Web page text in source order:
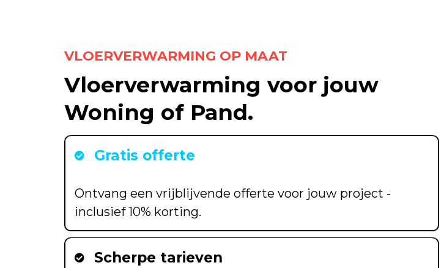
VLOERVERWARMING OP MAAT
Vloerverwarming voor jouw
Woning of Pand.
Gratis offerte
Ontvang een vrijblijvende offerte voor jouw project -
inclusief 10% korting.
Scherpe tarieven